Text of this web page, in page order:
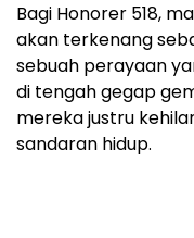
Bagi Honorer 518,
akan terkenang
sebuah perayaan
di tengah gegap
mereka justru
sandaran hidup.